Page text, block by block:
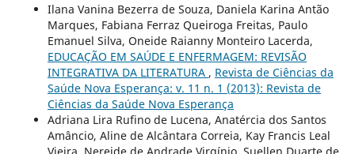
Ilana Vanina Bezerra de Souza, Daniela Karina Antão
Marques, Fabiana Ferraz Queiroga Freitas, Paulo
Emanuel Silva, Oneide Raianny Monteiro Lacerda,
EDUCAÇÃO EM SAÚDE E ENFERMAGEM: REVISÃO
INTEGRATIVA DA LITERATURA , Revista de Ciências da
Saúde Nova Esperança: v. 11 n. 1 (2013): Revista de
Ciências da Saúde Nova Esperança
Adriana Lira Rufino de Lucena, Anatércia dos Santos
Amâncio, Aline de Alcântara Correia, Kay Francis Leal